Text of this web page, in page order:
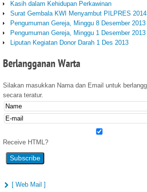
Kasih dalam Kehidupan Perkawinan
Surat Gembala KWI Menyambut PILPRES 2014
Pengumuman Gereja, Minggu 8 Desember 2013
Pengumuman Gereja, Minggu 1 Desember 2013
Liputan Kegiatan Donor Darah 1 Des 2013
Berlangganan Warta
Silakan masukkan Nama dan Email untuk
secara teratur.
Receive HTML?
[ Web Mail ]